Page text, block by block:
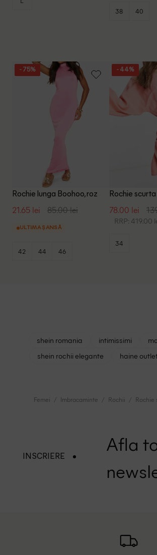
38 40
- 75%
Rochie lunga Boohoo, roz
21.65 lei 85.00 lei
ULTIMA ȘANSĂ
42 44 46
- 44%
Rochie
78.00 lei
RRP: 419.00
34
shein romania intimissimi
shein rochii elegante
haine
Femei Imbracaminte Rochii Rochie
INSCRIERE
Afla